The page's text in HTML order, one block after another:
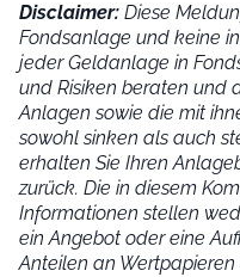
Disclaimer: Diese
Fondsanlage und keine
jeder Geldanlage in
und Risiken beraten und
Anlagen sowie die mit
sowohl sinken als auch
erhalten Sie Ihren
zurück. Die in diesem
Informationen stellen
ein Angebot oder eine
Anteilen an